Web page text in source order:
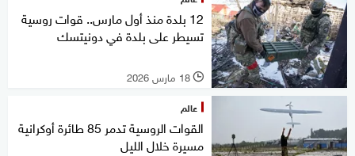
12 بلدة منذ أول مارس.. قوات روسية
تسيطر على بلدة في دونيتسك
l 18 مارس 2026
عالم
القوات الروسية تدمر 85 طائرة أوكرانية
مسيرة خلال الليل